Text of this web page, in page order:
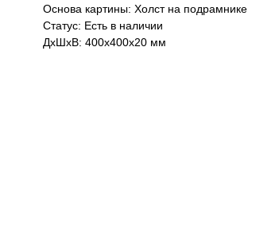
Основа картины: Холст на подрамнике
Статус: Есть в наличии
ДxШxВ: 400x400x20 мм